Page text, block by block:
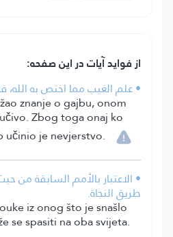
از فواید آیات در این صفحه:
• علم الغيب مما اختص به الله،
znanje o gajbu, onom
Zbog toga onaj ko
učinio je nevjerstvo.
• الاعتبار بالأمم السابقة من
طريق النجاة.
iz onog što je snašlo
se spasiti na oba svijeta.